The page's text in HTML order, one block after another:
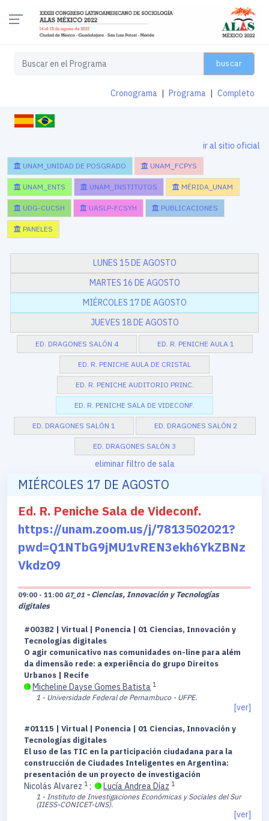
buscar
Cronograma Programa Completo
ir al sitio oficial
UNAM_UNIDAD DE POSGRADO UNAM_FCPYS
UNAM_ENTS UNAM_INSTITUTOS MÉRIDA_UNAM
UDG-CUCSH UASLP-FCSYH PUBLICACIONES
PANELES
LUNES 15 DE AGOSTO
MARTES 16 DE AGOSTO
MIÉRCOLES 17 DE AGOSTO
JUEVES 18 DE AGOSTO
ED. DRAGONES SALÓN 4 ED. R. PENICHE AULA 1
ED. R. PENICHE AULA DE CRISTAL
ED. R. PENICHE AUDITORIO PRINC.
ED. R. PENICHE SALA DE VIDECONF.
ED. DRAGONES SALÓN 1 ED. DRAGONES SALÓN 2
ED. DRAGONES SALÓN 3
eliminar filtro de sala
MIÉRCOLES 17 DE AGOSTO
Ed. R. Peniche Sala de Videconf.
https://unam.zoom.us/j/7813502021?
pwd=Q1NTbG9jMU1vREN3ekh6YkZBNz
Vkdz09
09:00 - 11:00 GT_01 - Ciencias, Innovación y Tecnologías
digitales
#00382 | Virtual | Ponencia | 01 Ciencias, Innovación y
Tecnologías digitales
O agir comunicativo nas comunidades on-line para além
da dimensão rede: a experiência do grupo Direitos
Urbanos | Recife
Micheline Dayse Gomes Batista 1
1 - Universidade Federal de Pernambuco - UFPE.
[ver]
#01115 | Virtual | Ponencia | 01 Ciencias, Innovación y
Tecnologías digitales
El uso de las TIC en la participación ciudadana para la
construcción de Ciudades Inteligentes en Argentina:
presentación de un proyecto de investigación
Nicolás Alvarez 1 ; Lucía Andrea Díaz 1
1 - Instituto de Investigaciones Económicas y Sociales del Sur
(IIESS-CONICET-UNS).
[ver]